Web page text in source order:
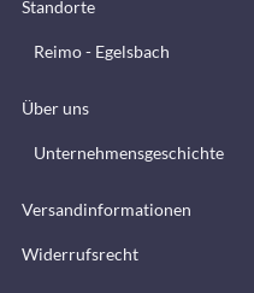
Standorte
Reimo - Egelsbach
Über uns
Unternehmensgeschichte
Versandinformationen
Widerrufsrecht